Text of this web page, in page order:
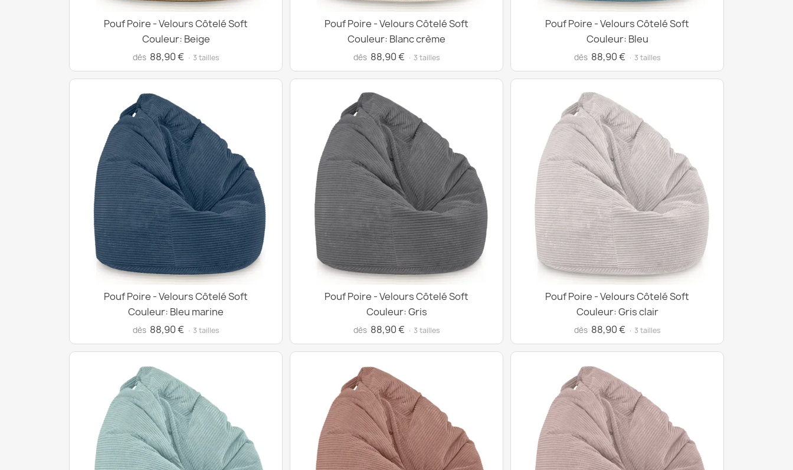
Pouf Poire - Velours Côtelé Soft
Couleur: Beige
dès 88,90 € · 3 tailles
Pouf Poire - Velours Côtelé Soft
Couleur: Blanc crème
dès 88,90 € · 3 tailles
Pouf Poire - Velours Côtelé Soft
Couleur: Bleu
dès 88,90 € · 3 tailles
Pouf Poire - Velours Côtelé Soft
Couleur: Bleu marine
dès 88,90 € · 3 tailles
Pouf Poire - Velours Côtelé Soft
Couleur: Gris
dès 88,90 € · 3 tailles
Pouf Poire - Velours Côtelé Soft
Couleur: Gris clair
dès 88,90 € · 3 tailles